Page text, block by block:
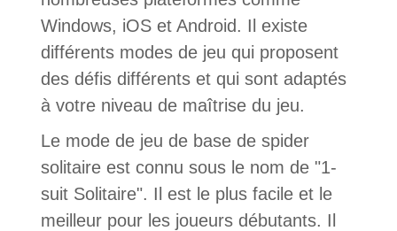
Windows, iOS et Android. Il existe
différents modes de jeu qui proposent
des défis différents et qui sont adaptés
à votre niveau de maîtrise du jeu.
Le mode de jeu de base de spider
solitaire est connu sous le nom de "1-
suit Solitaire". Il est le plus facile et le
meilleur pour les joueurs débutants. Il